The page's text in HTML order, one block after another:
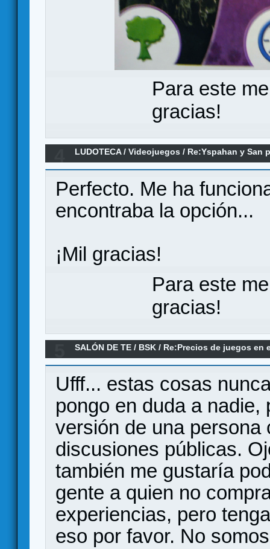
Para este
gracias!
LUDOTECA/Videojuegos / Re:Yspahan y San
Perfecto. Me ha
encontraba la opción...
¡Mil gracias!
Para este
gracias!
SALÓN DE TE / BSK / Re:Precios de juegos en
Ufff... estas cosas
pongo en duda a
versión de una persona
discusiones públicas.
también me gustaría
gente a quien no
experiencias, pero
eso por favor. No